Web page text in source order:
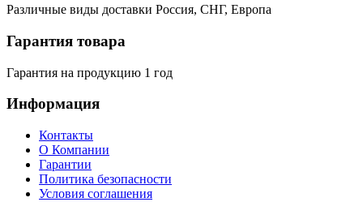
Различные виды доставки Россия, СНГ, Европа
Гарантия товара
Гарантия на продукцию 1 год
Информация
Контакты
О Компании
Гарантии
Политика безопасности
Условия соглашения